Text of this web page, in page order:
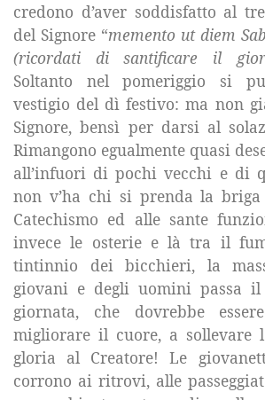
credono d’aver soddisfatto al
del Signore “memento ut diem
(ricordati di santificare il
Soltanto nel pomeriggio si
vestigio del dì festivo: ma non
Signore, bensì per darsi al
Rimangono egualmente quasi
all’infuori di pochi vecchi e di
non v’ha chi si prenda la
Catechismo ed alle sante
invece le osterie e là tra il
tintinnio dei bicchieri, la
giovani e degli uomini passa
giornata, che dovrebbe
migliorare il cuore, a sollevare
gloria al Creatore! Le
corrono ai ritrovi, alle